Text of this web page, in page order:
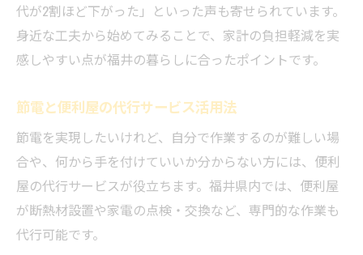
なんでも屋の節電サポートが暮らしを変え
る
エネルギー負担を減らす便利屋の知恵集
快適な福井の暮らしへ便利屋と節電のコツ
便利屋が目指す快適な暮らしと節電の関係
福井の生活に役立つ便利屋節電アドバイス
快適さを保つ便利屋流節電テクニック集
便利屋の節電サポートで住環境を改善
代が2割ほど下がった」といった声も寄せられています。
身近な工夫から始めてみることで、家計の負担軽減を実
感しやすい点が福井の暮らしに合ったポイントです。
節電と便利屋の代行サービス活用法
節電を実現したいけれど、自分で作業するのが難しい場
合や、何から手を付けていいか分からない方には、便利
屋の代行サービスが役立ちます。福井県内では、便利屋
が断熱材設置や家電の点検・交換など、専門的な作業も
代行可能です。